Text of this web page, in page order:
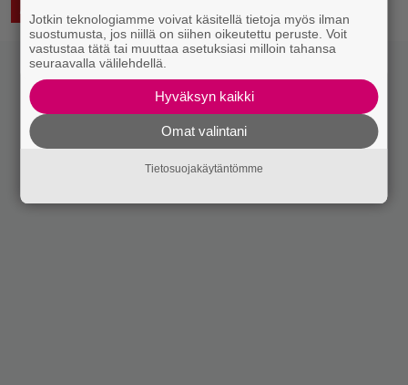
ÄÄNTÄ
Jotkin teknologiamme voivat käsitellä tietoja myös ilman
suostumusta, jos niillä on siihen oikeutettu peruste. Voit
vastustaa tätä tai muuttaa asetuksiasi milloin tahansa
seuraavalla välilehdellä.
Hyväksyn kaikki
Omat valintani
Tietosuojakäytäntömme